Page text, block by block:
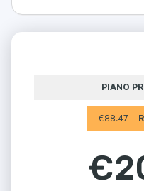
PIANO
€88.47 -
€